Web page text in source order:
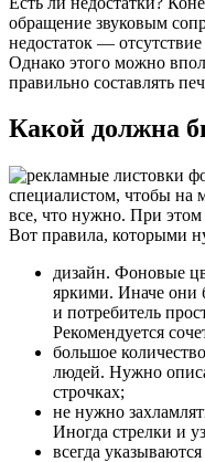
обращение звуковым
недостаток —
Однако этого можно
правильно составлять
Какой должна
специалистом, чтобы на
все, что нужно. При
Вот правила, которыми
дизайн. Фоновые
яркими. Иначе они
и потребитель
Рекомендуется
большое
людей. Нужно
строчках;
не нужно
Иногда стрелки и
всегда